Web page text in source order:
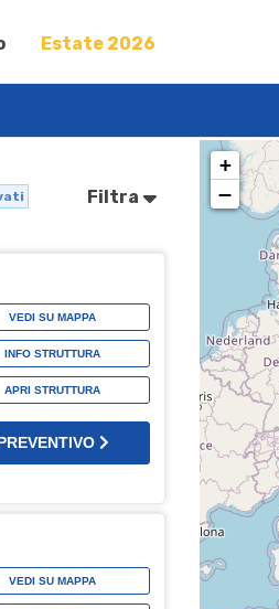
Estate 2026
Filtra
VEDI SU MAPPA
INFO STRUTTURA
APRI STRUTTURA
VEDI SU MAPPA
+
−